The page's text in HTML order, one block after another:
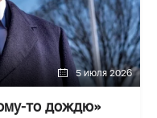
5 июля 2026
то дождю»